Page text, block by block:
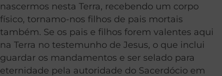
nascermos nesta Terra, recebendo um corpo
físico, tornamo-nos filhos de pais mortais
também. Se os pais e filhos forem valentes aqui
na Terra no testemunho de Jesus, o que inclui
guardar os mandamentos e ser selado para
eternidade pela autoridade do Sacerdócio em